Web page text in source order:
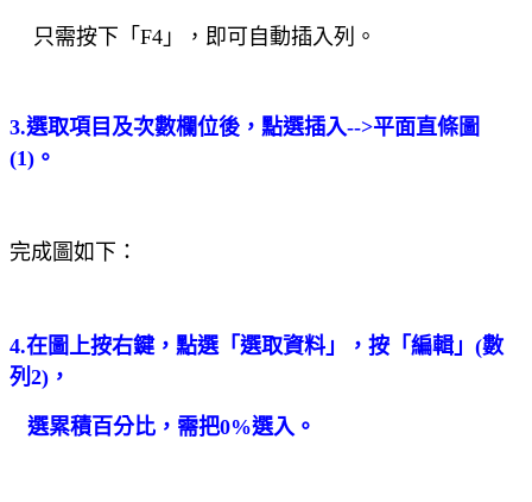
只需按下「F4」，即可自動插入列。
3.選取項目及次數欄位後，點選插入-->平面直條圖
(1) 。
完成圖如下：
4.在圖上按右鍵，點選「選取資料」，按「編輯」 (數
列 2) ，
選累積百分比，需把0%選入。